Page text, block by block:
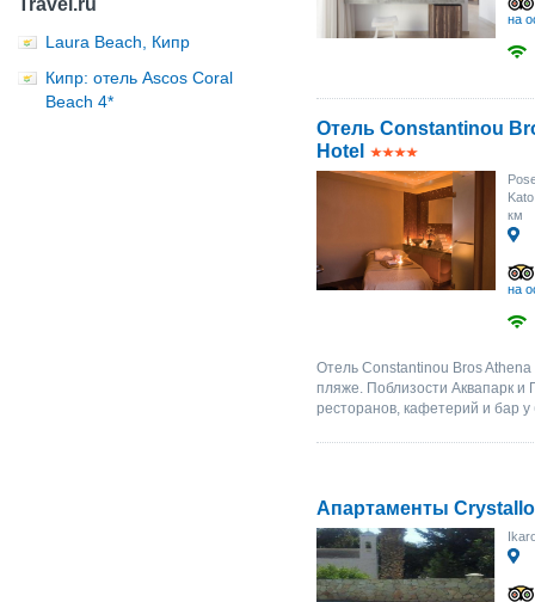
Travel.ru
Laura Beach, Кипр
Кипр: отель Ascos Coral
Beach 4*
на
Отель Constantinou
Hotel
км
на
Отель Constantinou Bros
пляже. Поблизости Аквапарк
ресторанов, кафетерий и бар
Апартаменты